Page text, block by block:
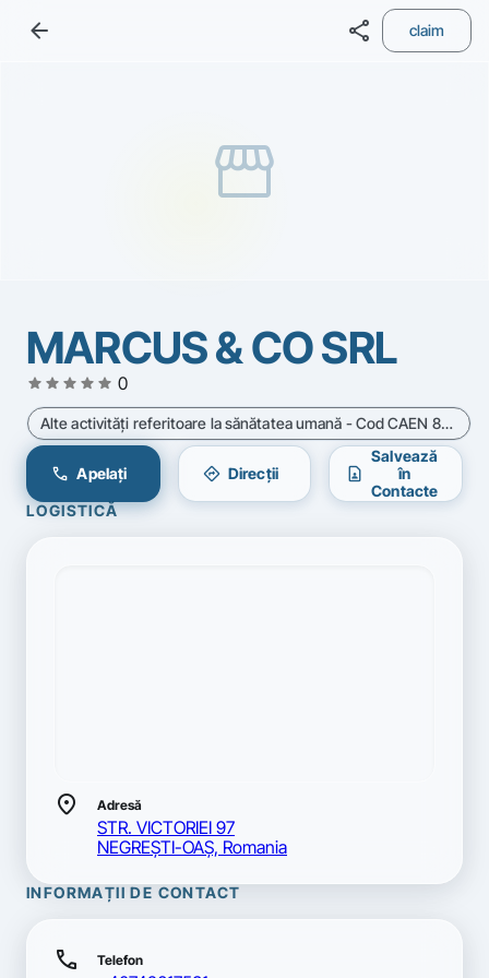
arrow_back share claim
storefront
MARCUS & CO SRL
star star star star star 0
Alte activităţi referitoare la sănătatea umană - Cod CAEN 8690
call Apelați directions Direcții contact_page
Salvează
în
Contacte
LOGISTICĂ
location_on Adresă
STR. VICTORIEI 97
NEGREŞTI-OAŞ, Romania
INFORMAȚII DE CONTACT
call Telefon